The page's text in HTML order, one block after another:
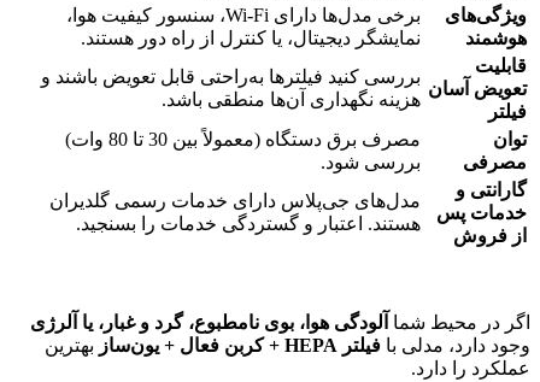
ویژگی‌های
هوشمند
برخی مدل‌ها دارای Wi-Fi، سنسور کیفیت هوا،
نمایشگر دیجیتال، یا کنترل از راه دور هستند.
قابلیت
تعویض آسان
فیلتر
بررسی کنید فیلترها به‌راحتی قابل تعویض باشند و
هزینه نگهداری آن‌ها منطقی باشد.
توان
مصرفی
مصرف برق دستگاه (معمولاً بین 30 تا 80 وات)
بررسی شود.
گارانتی و
خدمات پس
از فروش
مدل‌های جی‌پلاس دارای خدمات رسمی گلدیران
هستند. اعتبار و گستردگی خدمات را بسنجید.
اگر در محیط شما آلودگی هوا، بوی نامطبوع، گرد و غبار، یا آلرژی
وجود دارد، مدلی با فیلتر کربن فعال + یون‌ساز بهترین
عملکرد را دارد.